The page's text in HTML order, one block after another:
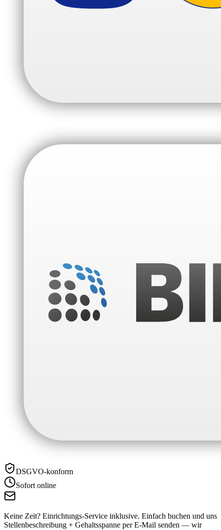
DSGVO-konform
Sofort online
Keine Zeit? Einrichtungs-Service inklusive. Einfach buchen und uns
Stellenbeschreibung + Gehaltsspanne per E-Mail senden — wir